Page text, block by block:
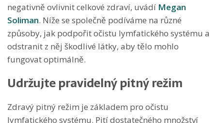
negativně ovlivnit celkové zdraví, uvádí Megan
Soliman. Níže se společně podíváme na různé
způsoby, jak podpořit očistu lymfatického systému a
odstranit z něj škodlivé látky, aby tělo mohlo
fungovat optimálně.
Udržujte pravidelný pitný režim
Zdravý pitný režim je základem pro očistu
lymfatického systému. Pití dostatečného množství